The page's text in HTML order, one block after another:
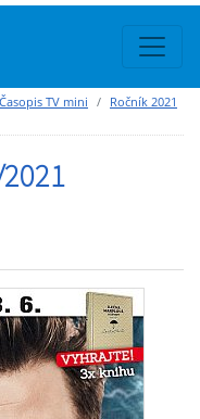
Časopis TV mini
Ročník 2021